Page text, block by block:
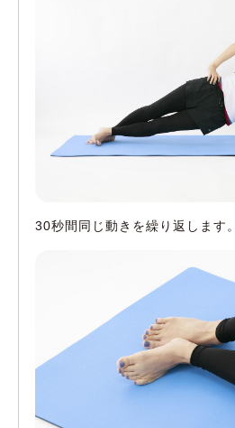
30秒間同じ動きを繰り返します。